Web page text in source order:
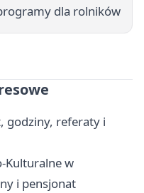
dla rolników
godziny, referaty i
Kulturalne w
i pensjonat